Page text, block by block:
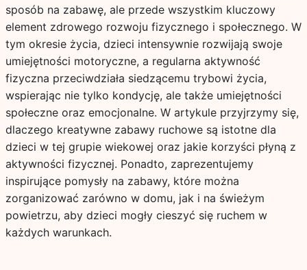
sposób na zabawę, ale przede wszystkim kluczowy
element zdrowego rozwoju fizycznego i społecznego. W
tym okresie życia, dzieci intensywnie rozwijają swoje
umiejętności motoryczne, a regularna aktywność
fizyczna przeciwdziała siedzącemu trybowi życia,
wspierając nie tylko kondycję, ale także umiejętności
społeczne oraz emocjonalne. W artykule przyjrzymy się,
dlaczego kreatywne zabawy ruchowe są istotne dla
dzieci w tej grupie wiekowej oraz jakie korzyści płyną z
aktywności fizycznej. Ponadto, zaprezentujemy
inspirujące pomysły na zabawy, które można
zorganizować zarówno w domu, jak i na świeżym
powietrzu, aby dzieci mogły cieszyć się ruchem w
każdych warunkach.